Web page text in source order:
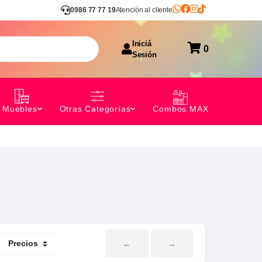
0986 77 77 19Atención al cliente
Iniciá
Sesión
0
Muebles Otras Categorías Combos MAX
← →